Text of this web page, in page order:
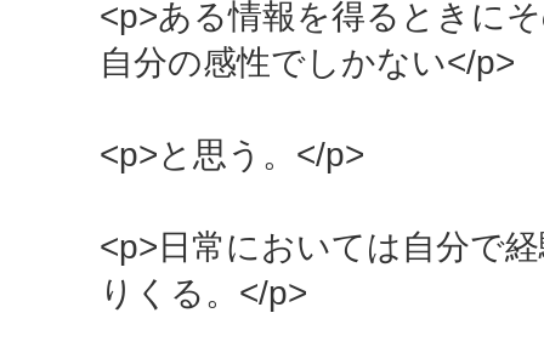
<p>ある情報を得るときに
自分の感性でしかない</p>
<p>と思う。</p>
<p>日常においては自分で
りくる。</p>